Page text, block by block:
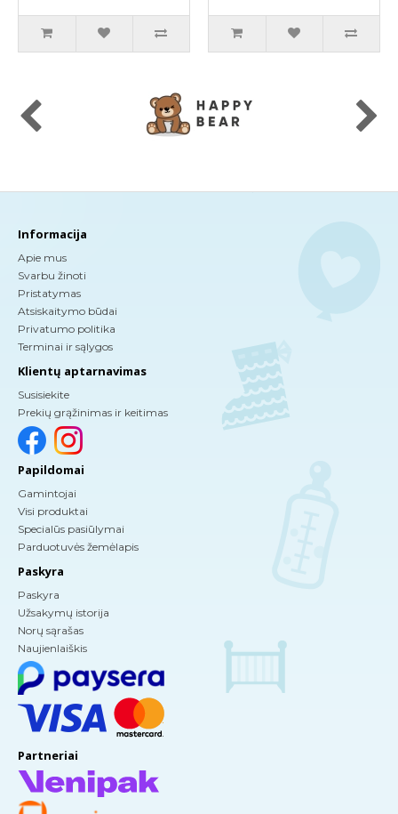
Informacija
Apie mus
Svarbu žinoti
Pristatymas
Atsiskaitymo būdai
Privatumo politika
Terminai ir sąlygos
Klientų aptarnavimas
Susisiekite
Prekių grąžinimas ir keitimas
Papildomai
Gamintojai
Visi produktai
Specialūs pasiūlymai
Parduotuvės žemėlapis
Paskyra
Paskyra
Užsakymų istorija
Norų sąrašas
Naujienlaiškis
Partneriai